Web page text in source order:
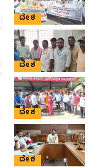
ದೇಶ
ದೇಶ
ದೇಶ
ದೇಶ